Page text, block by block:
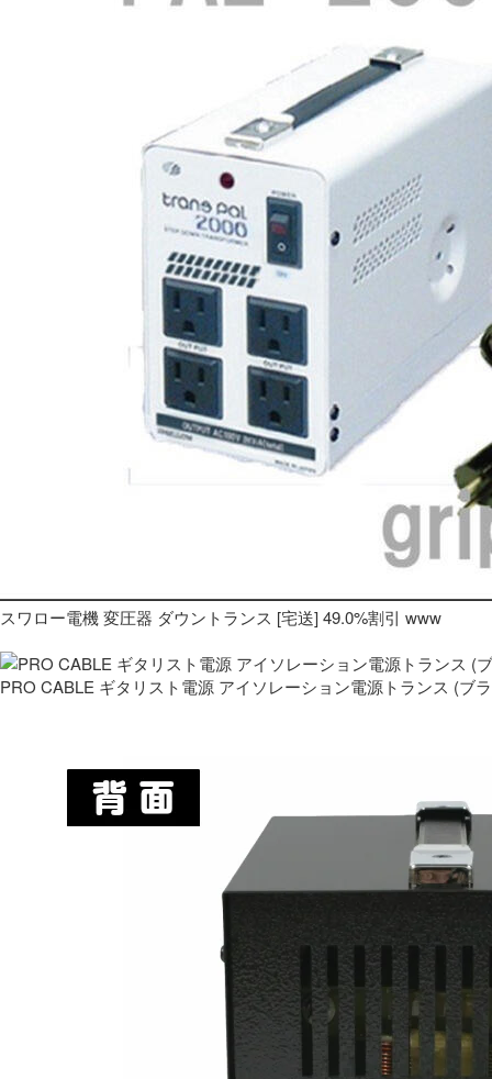
スワロー電機 変圧器 ダウントランス [宅送] 49.0%割引 www
PRO CABLE ギタリスト電源 アイソレーション電源トランス (ブ